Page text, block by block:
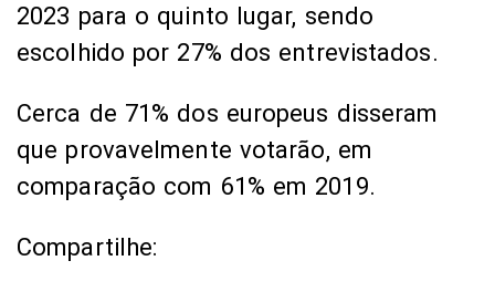
2023 para o quinto lugar, sendo
escolhido por 27% dos entrevistados.
Cerca de 71% dos europeus disseram
que provavelmente votarão, em
comparação com 61% em 2019.
Compartilhe: